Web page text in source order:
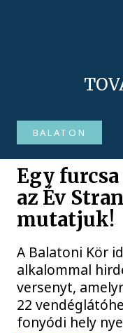
BALATON
Egy
az Év
mutatjuk!
A Balatoni Kör
alkalommal
versenyt,
22
fonyódi hely